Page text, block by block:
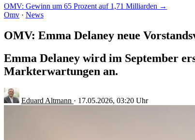
OMV: Gewinn um 65 Prozent auf 1,71 Milliarden →
Omv · News
OMV: Emma Delaney neue
Emma Delaney wird im September
Markterwartungen an.
Eduard Altmann · 17.05.2026, 03:20 Uhr